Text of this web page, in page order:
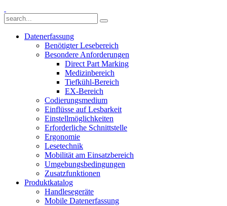
Datenerfassung
Benötigter Lesebereich
Besondere Anforderungen
Direct Part Marking
Medizinbereich
Tiefkühl-Bereich
EX-Bereich
Codierungsmedium
Einflüsse auf Lesbarkeit
Einstellmöglichkeiten
Erforderliche Schnittstelle
Ergonomie
Lesetechnik
Mobilität am Einsatzbereich
Umgebungsbedingungen
Zusatzfunktionen
Produktkatalog
Handlesegeräte
Mobile Datenerfassung